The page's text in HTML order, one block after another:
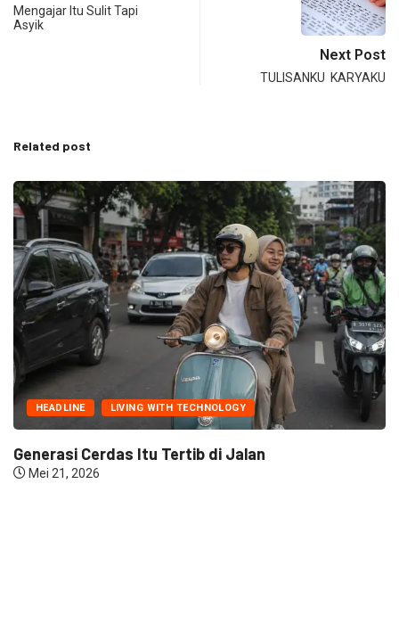
Mengajar Itu Sulit Tapi
Asyik
Next Post
TULISANKU KARYAKU
Related post
LIVING WITH TECHNOLOGY
Cerdas Itu Tertib di Jalan
21, 2026